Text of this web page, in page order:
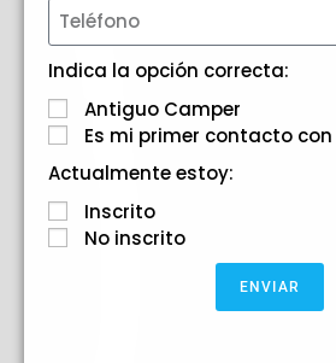
Indica la opción correcta:
Antiguo Camper
Es mi primer contacto
Actualmente estoy:
Inscrito
No inscrito
ENVIAR